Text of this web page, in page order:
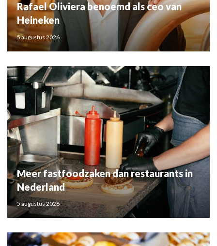
Rafael Oliviera benoemd als ceo van
Heineken
5 augustus 2026
Meer fastfoodzaken dan restaurants in
Nederland
5 augustus 2026